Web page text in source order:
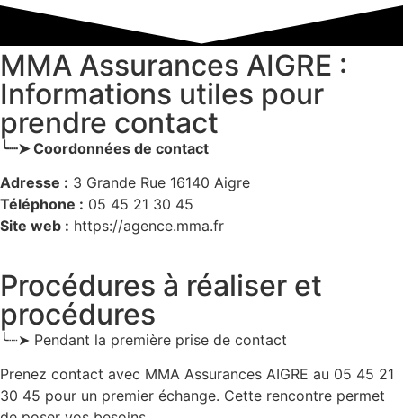
MMA Assurances AIGRE :
Informations utiles pour
prendre contact
╰┈➤ Coordonnées de contact
Adresse : 3 Grande Rue 16140 Aigre
Téléphone : 05 45 21 30 45
Site web : https://agence.mma.fr
Procédures à réaliser et
procédures
╰┈➤ Pendant la première prise de contact
Prenez contact avec MMA Assurances AIGRE au 05 45 21
30 45 pour un premier échange. Cette rencontre permet